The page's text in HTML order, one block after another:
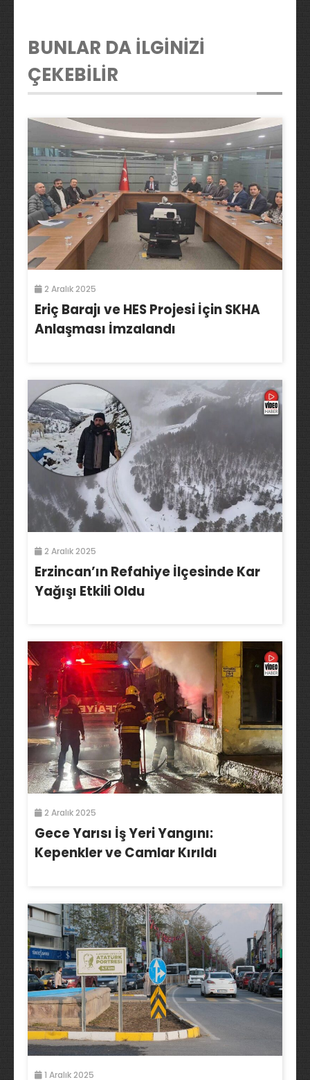
BUNLAR DA İLGİNİZİ
ÇEKEBİLİR
2 Aralık 2025
Eriç Barajı ve HES Projesi İçin SKHA
Anlaşması İmzalandı
2 Aralık 2025
Erzincan’ın Refahiye İlçesinde Kar
Yağışı Etkili Oldu
2 Aralık 2025
Gece Yarısı İş Yeri Yangını:
Kepenkler ve Camlar Kırıldı
1 Aralık 2025